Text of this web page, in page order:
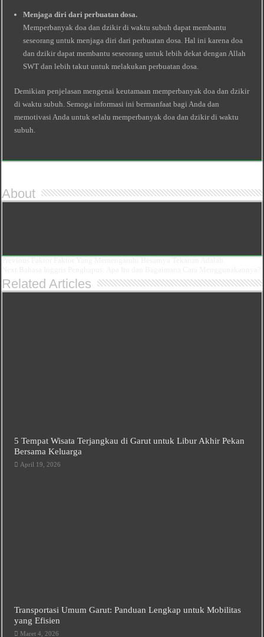
Menjaga diri dari perbuatan dosa.
Memperbanyak doa dan dzikir di waktu subuh dapat membantu
seseorang untuk menjaga diri dari perbuatan dosa. Hal ini karena doa
dan dzikir dapat membantu seseorang untuk lebih dekat dengan Allah
SWT dan lebih takut untuk melakukan perbuatan dosa.
Demikian penjelasan mengenai keutamaan memperbanyak doa dan dzikir
di waktu subuh. Semoga informasi ini bermanfaat bagi Anda dan
memotivasi Anda untuk selalu memperbanyak doa dan dzikir di waktu
subuh.
About
Related Articles
5 Tempat Wisata Terjangkau di Garut untuk Libur Akhir Pekan
Bersama Keluarga
April 19, 2026
Transportasi Umum Garut: Panduan Lengkap untuk Mobilitas
yang Efisien
Maret 4, 2026